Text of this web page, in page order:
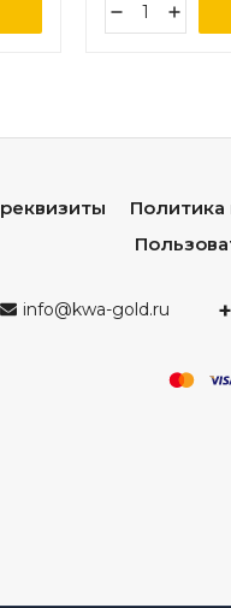
info@kwa-gold.ru